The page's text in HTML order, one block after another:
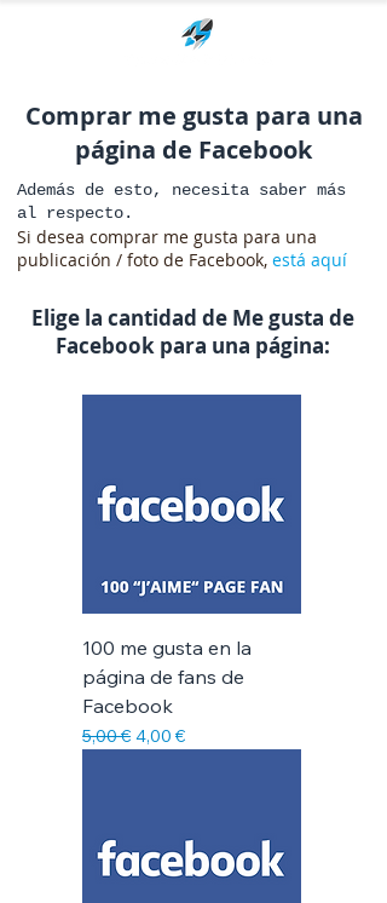
Comprar me gusta para una
página de Facebook
Además de esto, necesita saber más
al respecto.
Si desea comprar me gusta para una
publicación / foto de Facebook, está aquí
Elige la cantidad de Me gusta de
Facebook para una página:
100 me gusta en la
página de fans de
Facebook
Precio
5,00 € Precio de oferta
4,00 €